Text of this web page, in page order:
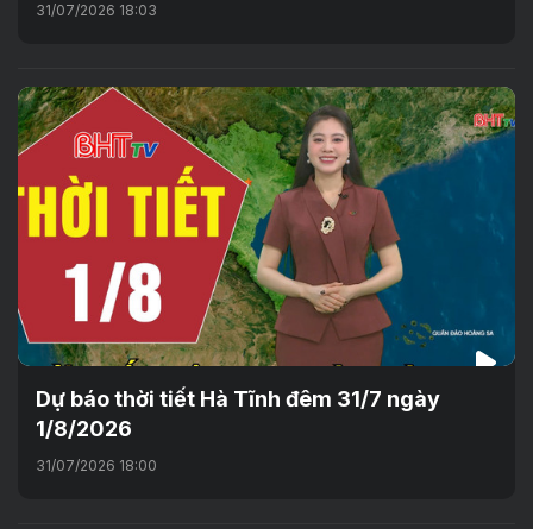
31/07/2026 18:03
Dự báo thời tiết Hà Tĩnh đêm 31/7 ngày
1/8/2026
31/07/2026 18:00